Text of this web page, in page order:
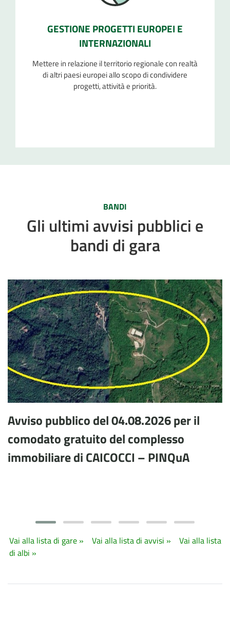
GESTIONE PROGETTI EUROPEI E
INTERNAZIONALI
Mettere in relazione il territorio regionale con realtà
di altri paesi europei allo scopo di condividere
progetti, attività e priorità.
BANDI
Gli ultimi avvisi pubblici e
bandi di gara
Avviso pubblico del 04.08.2026 per il comodato gratuito del
Avviso pubblico del 04.08.2026 per il
comodato gratuito del complesso
immobiliare di CAICOCCI – PINQuA
Vai alla lista di gare » Vai alla lista di avvisi »
Vai alla lista
di albi »